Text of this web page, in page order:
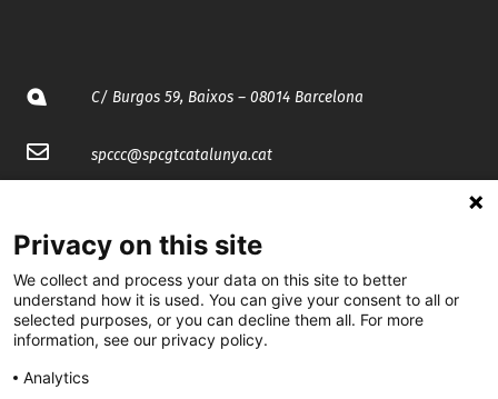
C/ Burgos 59, Baixos – 08014 Barcelona
spccc@spcgtcatalunya.cat
@CGTCatalunya
cgtcatalunya
Privacy on this site
We collect and process your data on this site to better
understand how it is used. You can give your consent to all or
selected purposes, or you can decline them all. For more
information, see our privacy policy.
Analytics